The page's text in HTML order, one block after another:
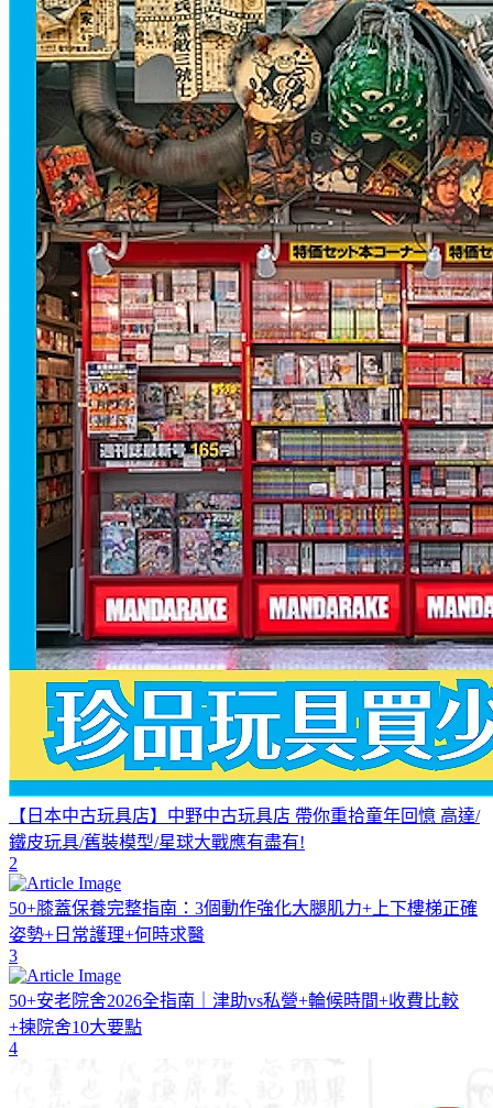
【日本中古玩具店】中野中古玩具店 帶你重拾童年回憶 高達/
鐵皮玩具/舊裝模型/星球大戰應有盡有!
2
50+膝蓋保養完整指南：3個動作強化大腿肌力+上下樓梯正確
姿勢+日常護理+何時求醫
3
50+安老院舍2026全指南｜津助vs私營+輪候時間+收費比較
+揀院舍10大要點
4